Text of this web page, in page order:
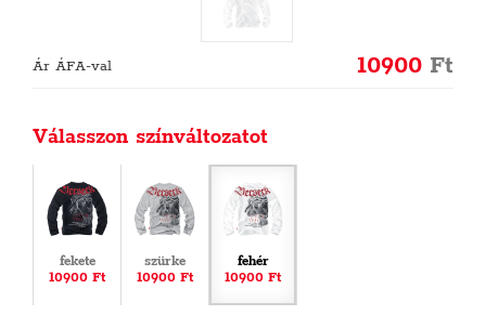
Ár ÁFA-val 10900 Ft
Válasszon színváltozatot
fekete
10900 Ft
szürke
10900 Ft
fehér
10900 Ft